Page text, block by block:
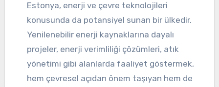
Estonya, enerji ve çevre teknolojileri
konusunda da potansiyel sunan bir ülkedir.
Yenilenebilir enerji kaynaklarına dayalı
projeler, enerji verimliliği çözümleri, atık
yönetimi gibi alanlarda faaliyet göstermek,
hem çevresel açıdan önem taşıyan hem de